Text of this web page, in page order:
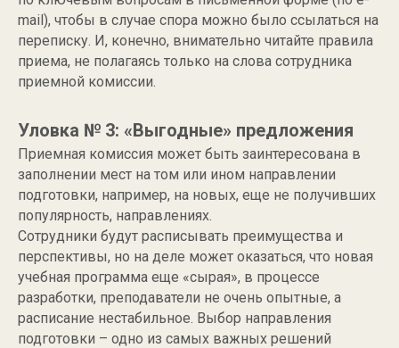
mail), чтобы в случае спора можно было ссылаться на
переписку. И, конечно, внимательно читайте правила
приема, не полагаясь только на слова сотрудника
приемной комиссии.
Уловка № 3: «Выгодные» предложения
Приемная комиссия может быть заинтересована в
заполнении мест на том или ином направлении
подготовки, например, на новых, еще не получивших
популярность, направлениях.
Сотрудники будут расписывать преимущества и
перспективы, но на деле может оказаться, что новая
учебная программа еще «сырая», в процессе
разработки, преподаватели не очень опытные, а
расписание нестабильное. Выбор направления
подготовки – одно из самых важных решений